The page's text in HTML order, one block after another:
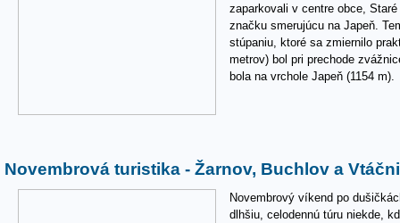
zaparkovali v centre obce,
značku smerujúcu na Japeň.
stúpaniu, ktoré sa zmiernilo
metrov) bol pri prechode
bola na vrchole Japeň (1154 m).
Novembrová turistika - Žarnov, Buchlov a
Novembrový víkend po
dlhšiu, celodennú túru niekde,